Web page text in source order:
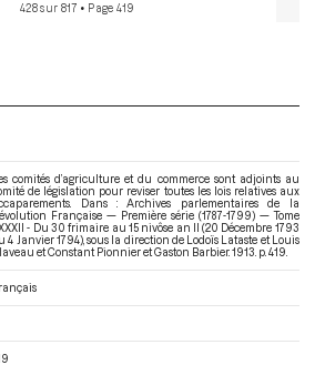
428 sur 817 • Page 419
comités d’agriculture et du commerce sont adjoints au
de législation pour reviser toutes les lois relatives aux
Dans : Archives parlementaires de la
Française — Première série (1787-1799) — Tome
- Du 30 frimaire au 15 nivôse an II (20 Décembre 1793
4 Janvier 1794), sous la direction de Lodoïs Lataste et Louis
et Constant Pionnier et Gaston Barbier. 1913. p. 419.